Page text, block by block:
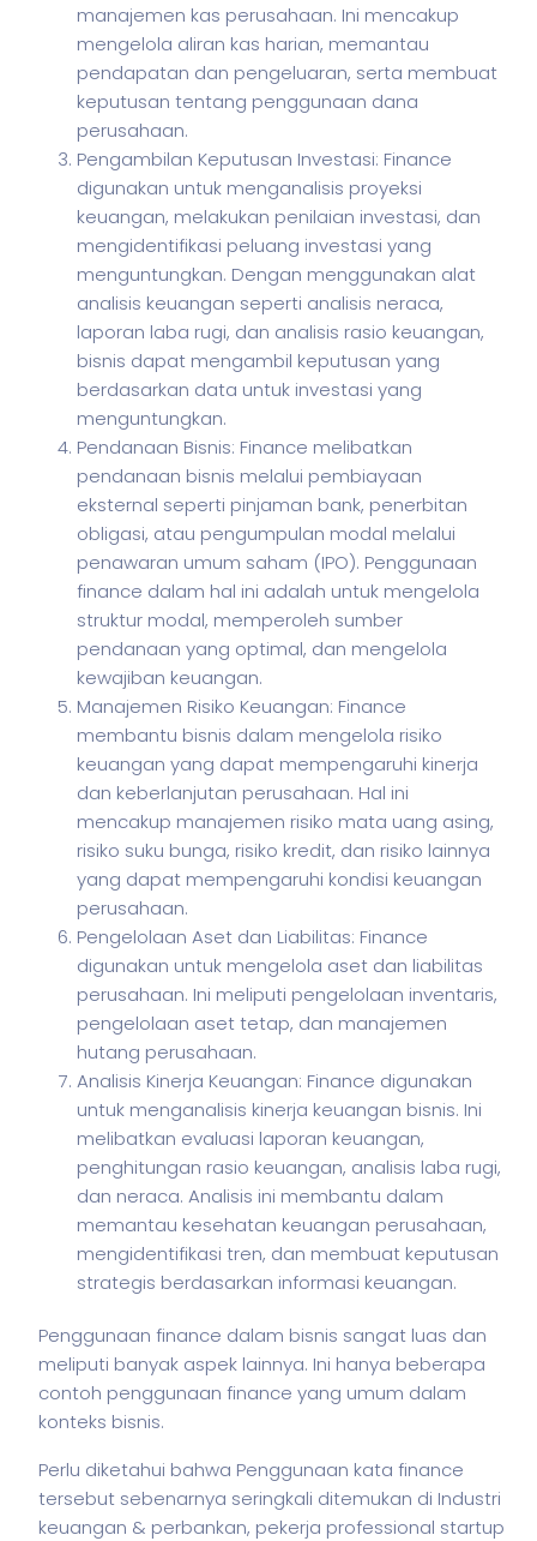
manajemen kas perusahaan. Ini mencakup
mengelola aliran kas harian, memantau
pendapatan dan pengeluaran, serta membuat
keputusan tentang penggunaan dana
perusahaan.
Pengambilan Keputusan Investasi: Finance
digunakan untuk menganalisis proyeksi
keuangan, melakukan penilaian investasi, dan
mengidentifikasi peluang investasi yang
menguntungkan. Dengan menggunakan alat
analisis keuangan seperti analisis neraca,
laporan laba rugi, dan analisis rasio keuangan,
bisnis dapat mengambil keputusan yang
berdasarkan data untuk investasi yang
menguntungkan.
Pendanaan Bisnis: Finance melibatkan
pendanaan bisnis melalui pembiayaan
eksternal seperti pinjaman bank, penerbitan
obligasi, atau pengumpulan modal melalui
penawaran umum saham (IPO). Penggunaan
finance dalam hal ini adalah untuk mengelola
struktur modal, memperoleh sumber
pendanaan yang optimal, dan mengelola
kewajiban keuangan.
Manajemen Risiko Keuangan: Finance
membantu bisnis dalam mengelola risiko
keuangan yang dapat mempengaruhi kinerja
dan keberlanjutan perusahaan. Hal ini
mencakup manajemen risiko mata uang asing,
risiko suku bunga, risiko kredit, dan risiko lainnya
yang dapat mempengaruhi kondisi keuangan
perusahaan.
Pengelolaan Aset dan Liabilitas: Finance
digunakan untuk mengelola aset dan liabilitas
perusahaan. Ini meliputi pengelolaan inventaris,
pengelolaan aset tetap, dan manajemen
hutang perusahaan.
Analisis Kinerja Keuangan: Finance digunakan
untuk menganalisis kinerja keuangan bisnis. Ini
melibatkan evaluasi laporan keuangan,
penghitungan rasio keuangan, analisis laba rugi,
dan neraca. Analisis ini membantu dalam
memantau kesehatan keuangan perusahaan,
mengidentifikasi tren, dan membuat keputusan
strategis berdasarkan informasi keuangan.
Penggunaan finance dalam bisnis sangat luas dan
meliputi banyak aspek lainnya. Ini hanya beberapa
contoh penggunaan finance yang umum dalam
konteks bisnis.
Perlu diketahui bahwa Penggunaan kata finance
tersebut sebenarnya seringkali ditemukan di Industri
keuangan & perbankan, pekerja professional startup